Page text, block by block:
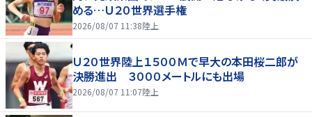
める…Ｕ２０世界選手権
2026/08/07 11:38陸上
Ｕ２０世界陸上１５００Ｍで早大の本田桜二郎が
決勝進出 ３０００メートルにも出場
2026/08/07 11:07陸上